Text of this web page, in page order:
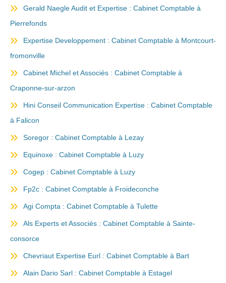
Gerald Naegle Audit et Expertise : Cabinet Comptable à
Pierrefonds
Expertise Developpement : Cabinet Comptable à Montcourt-
fromonville
Cabinet Michel et Associés : Cabinet Comptable à
Craponne-sur-arzon
Hini Conseil Communication Expertise : Cabinet Comptable
à Falicon
Soregor : Cabinet Comptable à Lezay
Equinoxe : Cabinet Comptable à Luzy
Cogep : Cabinet Comptable à Luzy
Fp2c : Cabinet Comptable à Froideconche
Agi Compta : Cabinet Comptable à Tulette
Als Experts et Associés : Cabinet Comptable à Sainte-
consorce
Chevriaut Expertise Eurl : Cabinet Comptable à Bart
Alain Dario Sarl : Cabinet Comptable à Estagel